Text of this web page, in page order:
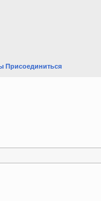
Присоединиться